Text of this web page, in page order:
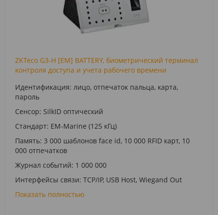
ZKTeco G3-H [EM] BATTERY, биометрический терминал
контроля доступа и учета рабочего времени
Идентификация: лицо, отпечаток пальца, карта,
пароль
Сенсор: SilkID оптический
Стандарт: EM-Marine (125 кГц)
Память: 3 000 шаблонов face id, 10 000 RFID карт, 10
000 отпечатков
Журнал событий: 1 000 000
Интерфейсы связи: TCP/IP, USB Host, Wiegand Out
Показать полностью